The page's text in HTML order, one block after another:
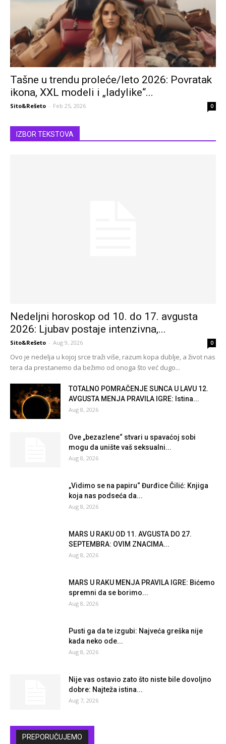
Tašne u trendu proleće/leto 2026: Povratak
ikona, XXL modeli i „ladylike“...
Sito&Rešeto - Feb 25, 2026 0
IZBOR TEKSTOVA
Nedeljni horoskop od 10. do 17. avgusta
2026: Ljubav postaje intenzivna,...
Sito&Rešeto - Aug 9, 2026 0
Ovo je nedelja u kojoj srce traži više, razum kopa dublje, a život nas
tera da prestanemo da bežimo od onoga što već dugo...
TOTALNO POMRAČENJE SUNCA U LAVU 12.
AVGUSTA MENJA PRAVILA IGRE: Istina...
Aug 8, 2026
Ove „bezazlene“ stvari u spavaćoj sobi
mogu da unište vaš seksualni...
Aug 8, 2026
„Vidimo se na papiru“ Đurđice Čilić: Knjiga
koja nas podseća da...
Aug 8, 2026
MARS U RAKU OD 11. AVGUSTA DO 27.
SEPTEMBRA: OVIM ZNACIMA...
Aug 8, 2026
MARS U RAKU MENJA PRAVILA IGRE: Bićemo
spremni da se borimo...
Aug 8, 2026
Pusti ga da te izgubi: Najveća greška nije
kada neko ode...
Aug 8, 2026
Nije vas ostavio zato što niste bile dovoljno
dobre: Najteža istina...
Aug 7, 2026
PREPORUČUJEMO